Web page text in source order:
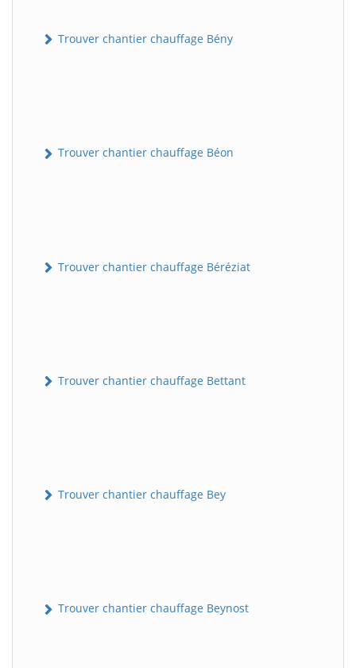
Trouver chantier chauffage Bény
Trouver chantier chauffage Béon
Trouver chantier chauffage Béréziat
Trouver chantier chauffage Bettant
Trouver chantier chauffage Bey
Trouver chantier chauffage Beynost